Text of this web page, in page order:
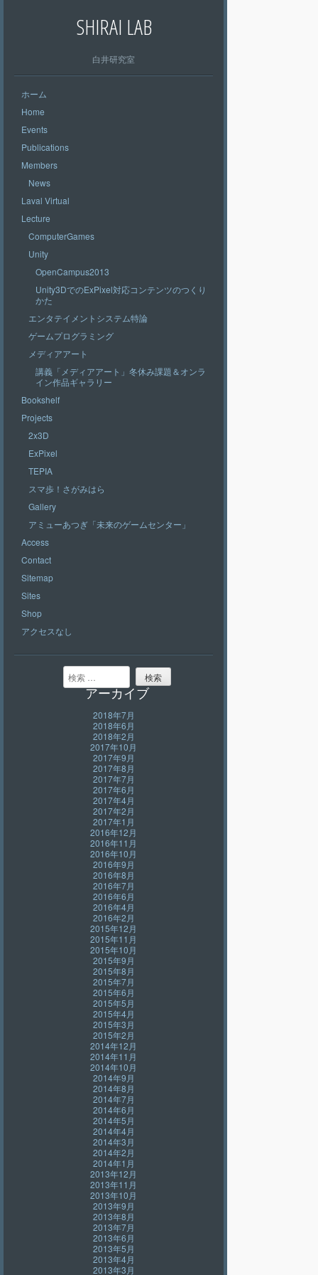
SHIRAI LAB
白井研究室
ホーム
Home
Events
Publications
Members
News
Laval Virtual
Lecture
ComputerGames
Unity
OpenCampus2013
Unity3DでのExPixel対応コンテンツのつくり
かた
エンタテイメントシステム特論
ゲームプログラミング
メディアアート
講義「メディアアート」冬休み課題＆オンラ
イン作品ギャラリー
Bookshelf
Projects
2x3D
ExPixel
TEPIA
スマ歩！さがみはら
Gallery
アミューあつぎ「未来のゲームセンター」
Access
Contact
Sitemap
Sites
Shop
アクセスなし
検索
アーカイブ
2018年7月
2018年6月
2018年2月
2017年10月
2017年9月
2017年8月
2017年7月
2017年6月
2017年4月
2017年2月
2017年1月
2016年12月
2016年11月
2016年10月
2016年9月
2016年8月
2016年7月
2016年6月
2016年4月
2016年2月
2015年12月
2015年11月
2015年10月
2015年9月
2015年8月
2015年7月
2015年6月
2015年5月
2015年4月
2015年3月
2015年2月
2014年12月
2014年11月
2014年10月
2014年9月
2014年8月
2014年7月
2014年6月
2014年5月
2014年4月
2014年3月
2014年2月
2014年1月
2013年12月
2013年11月
2013年10月
2013年9月
2013年8月
2013年7月
2013年6月
2013年5月
2013年4月
2013年3月